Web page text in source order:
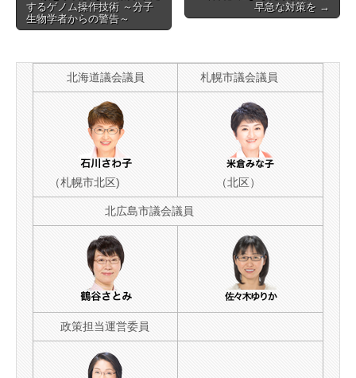
navigation
するゲノム操作技術 ～分子
生物学者からの警告～
早急な対策を →
北海道議会議員 札幌市議会議員
（札幌市北区) （北区）
北広島市議会議員
政策担当運営委員